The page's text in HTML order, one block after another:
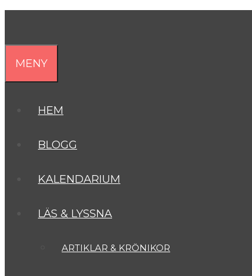
MENY
HEM
BLOGG
KALENDARIUM
LÄS & LYSSNA
ARTIKLAR & KRÖNIKOR